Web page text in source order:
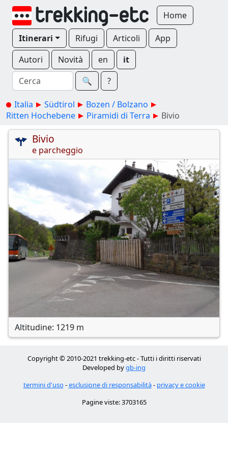
Home
Itinerari Rifugi Articoli
App
Autori
Novità en
it
🔍︎
?
Italia Südtirol
Bozen / Bolzano
Ritten Hochebene
Piramidi di Terra Bivio
Bivio
e parcheggio
Altitudine: 1219 m
Copyright © 2010-2021 trekking-etc - Tutti i diritti riservati
Developed bygb-ing
termini d'uso -esclusione di responsabilità- privacy e cookie
Pagine viste: 3703165